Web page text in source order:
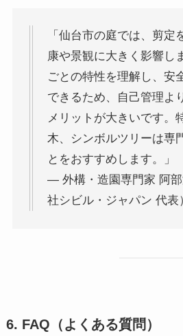
「仙台市の庭では、剪定
康や景観に大きく影響し
ごとの特性を理解し、安
できるため、自己管理よ
メリットが大きいです。
木、シンボルツリーは専
とをおすすめします。」
— 外構・造園専門家 阿
社シビル・ジャパン 代表
6. FAQ（よくある質問）